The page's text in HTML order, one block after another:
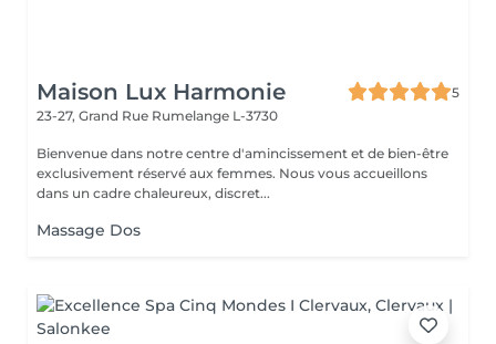
Maison Lux Harmonie
5
23-27, Grand Rue Rumelange L-3730
Bienvenue dans notre centre d'amincissement et de bien-être
exclusivement réservé aux femmes. Nous vous accueillons
dans un cadre chaleureux, discret...
Massage Dos